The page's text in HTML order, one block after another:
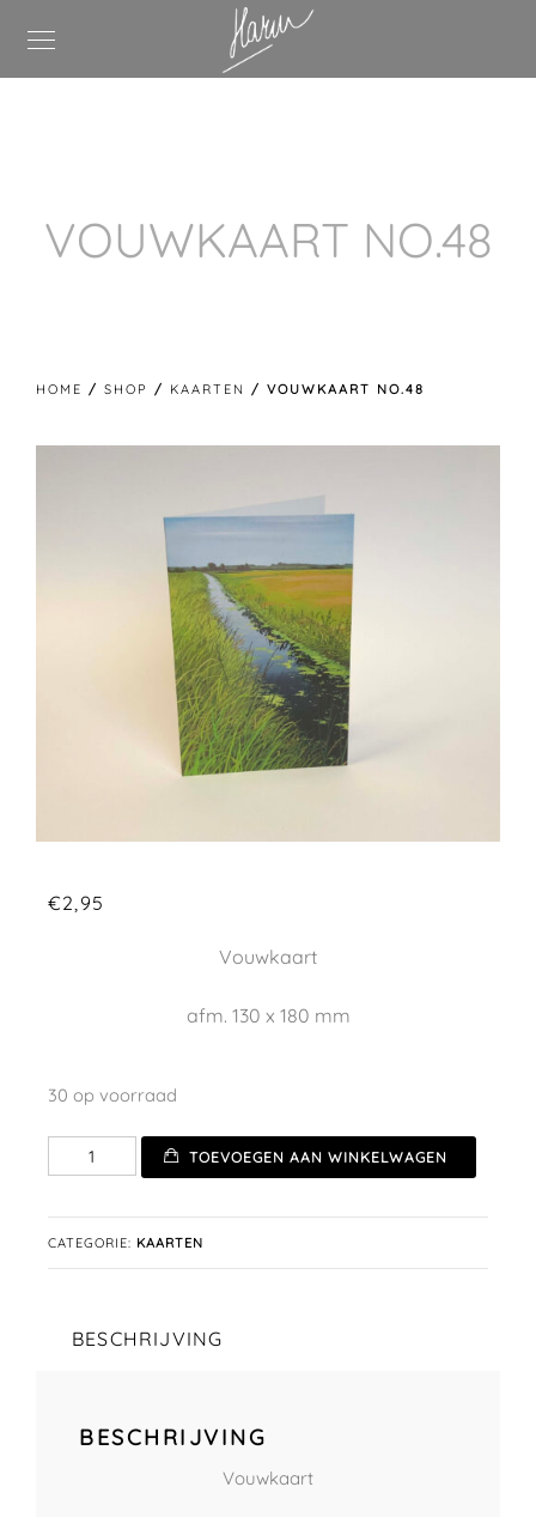
VOUWKAART NO.48
HOME / SHOP / KAARTEN / VOUWKAART NO.48
€2,95
Vouwkaart
afm. 130 x 180 mm
30 op voorraad
Vouwkaart
No.48
TOEVOEGEN AAN WINKELWAGEN
CATEGORIE: KAARTEN
BESCHRIJVING
BESCHRIJVING
Vouwkaart